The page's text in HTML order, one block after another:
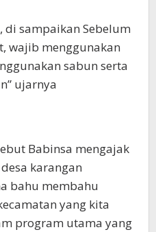
sampaikan Sebelum
wajib menggunakan
sabun serta
ujarnya
Babinsa mengajak
karangan
bahu membahu
yang kita
program utama yang